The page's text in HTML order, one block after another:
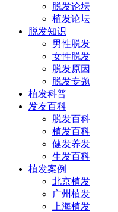
脱发论坛
植发论坛
脱发知识
男性脱发
女性脱发
脱发原因
脱发专题
植发科普
发友百科
脱发百科
植发百科
健发养发
生发百科
植发案例
北京植发
广州植发
上海植发